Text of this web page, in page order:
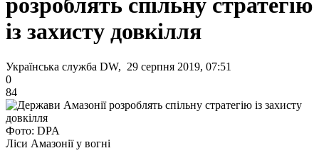
розроблять спільну стратегію
із захисту довкілля
Українська служба DW, 29 серпня 2019, 07:51
0
84
Фото: DPA
Ліси Амазонії у вогні